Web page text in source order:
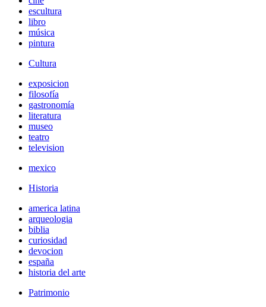
escultura
libro
música
pintura
Cultura
exposicion
filosofía
gastronomía
literatura
museo
teatro
television
mexico
Historia
america latina
arqueologia
biblia
curiosidad
devocion
españa
historia del arte
Patrimonio